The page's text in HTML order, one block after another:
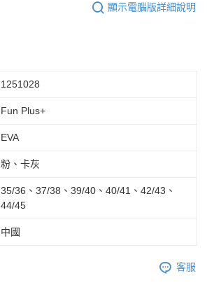
顯示電腦版詳細說明
1251028
Fun Plus+
EVA
粉、卡灰
35/36、37/38、39/40、40/41、42/43、
44/45
中國
客服